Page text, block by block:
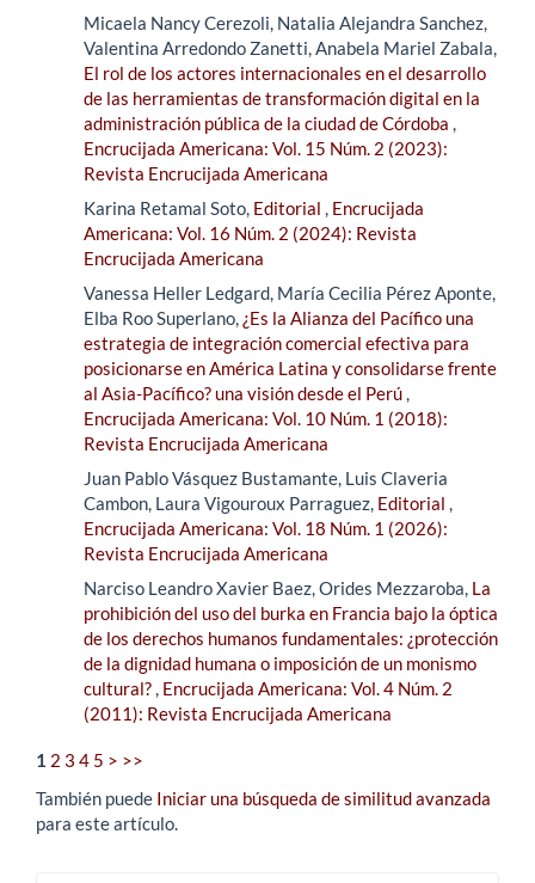
Micaela Nancy Cerezoli, Natalia Alejandra Sanchez,
Valentina Arredondo Zanetti, Anabela Mariel Zabala,
El rol de los actores internacionales en el desarrollo
de las herramientas de transformación digital en la
administración pública de la ciudad de Córdoba ,
Encrucijada Americana: Vol. 15 Núm. 2 (2023):
Revista Encrucijada Americana
Karina Retamal Soto, Editorial , Encrucijada
Americana: Vol. 16 Núm. 2 (2024): Revista
Encrucijada Americana
Vanessa Heller Ledgard, María Cecilia Pérez Aponte,
Elba Roo Superlano, ¿Es la Alianza del Pacífico una
estrategia de integración comercial efectiva para
posicionarse en América Latina y consolidarse frente
al Asia-Pacífico? una visión desde el Perú,
Encrucijada Americana: Vol. 10 Núm. 1 (2018):
Revista Encrucijada Americana
Juan Pablo Vásquez Bustamante, Luis Claveria
Cambon, Laura Vigouroux Parraguez, Editorial ,
Encrucijada Americana: Vol. 18 Núm. 1 (2026):
Revista Encrucijada Americana
Narciso Leandro Xavier Baez, Orides Mezzaroba, La
prohibición del uso del burka en Francia bajo la óptica
de los derechos humanos fundamentales: ¿protección
de la dignidad humana o imposición de un monismo
cultural?, Encrucijada Americana: Vol. 4 Núm. 2
(2011): Revista Encrucijada Americana
1 2 3 4 5 > >>
También puede Iniciar una búsqueda de similitud avanzada
para este artículo.